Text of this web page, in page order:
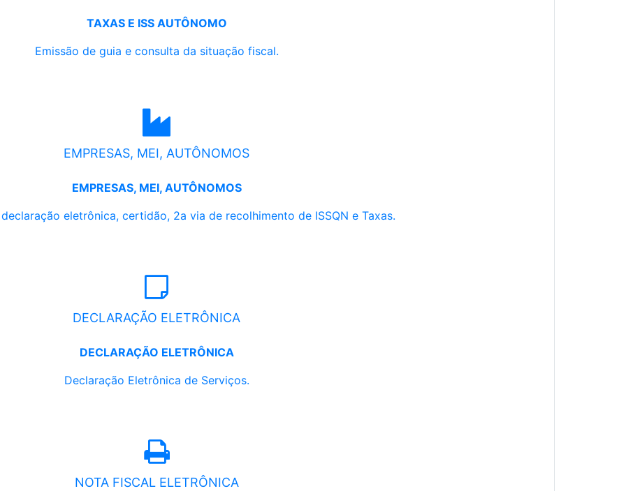
TAXAS E ISS AUTÔNOMO
Emissão de guia e consulta da situação fiscal.
EMPRESAS, MEI, AUTÔNOMOS
EMPRESAS, MEI, AUTÔNOMOS
eletrônica, certidão, 2a via de recolhimento de ISSQN e Taxas.
DECLARAÇÃO ELETRÔNICA
DECLARAÇÃO ELETRÔNICA
Declaração Eletrônica de Serviços.
NOTA FISCAL ELETRÔNICA